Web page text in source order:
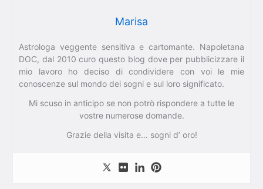
Marisa
Astrologa veggente sensitiva e cartomante. Napoletana
DOC, dal 2010 curo questo blog dove per pubblicizzare il
mio lavoro ho deciso di condividere con voi le mie
conoscenze sul mondo dei sogni e sul loro significato.
Mi scuso in anticipo se non potrò rispondere a tutte le
vostre numerose domande.
Grazie della visita e… sogni d’ oro!